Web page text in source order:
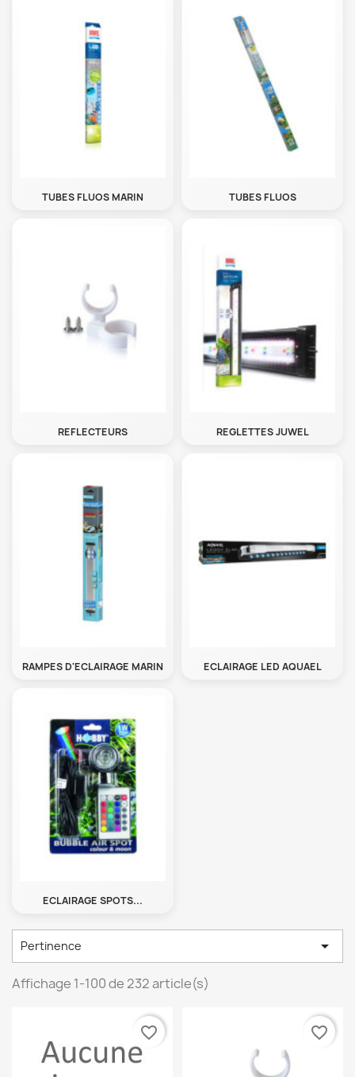
TUBES FLUOS MARIN TUBES FLUOS
REFLECTEURS REGLETTES JUWEL
RAMPES D'ECLAIRAGE MARIN ECLAIRAGE LED AQUAEL
ECLAIRAGE SPOTS...
Pertinence 
Affichage 1-100 de 232 article(s)
favorite_border favorite_border